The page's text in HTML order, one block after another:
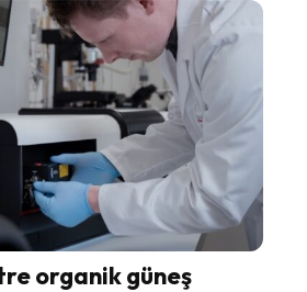
organik güneş